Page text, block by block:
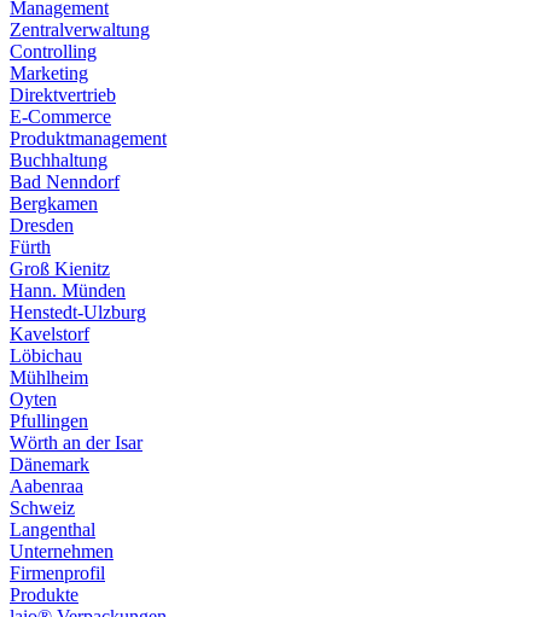
Management
Zentralverwaltung
Controlling
Marketing
Direktvertrieb
E-Commerce
Produktmanagement
Buchhaltung
Bad Nenndorf
Bergkamen
Dresden
Fürth
Groß Kienitz
Hann. Münden
Henstedt-Ulzburg
Kavelstorf
Löbichau
Mühlheim
Oyten
Pfullingen
Wörth an der Isar
Dänemark
Aabenraa
Schweiz
Langenthal
Unternehmen
Firmenprofil
Produkte